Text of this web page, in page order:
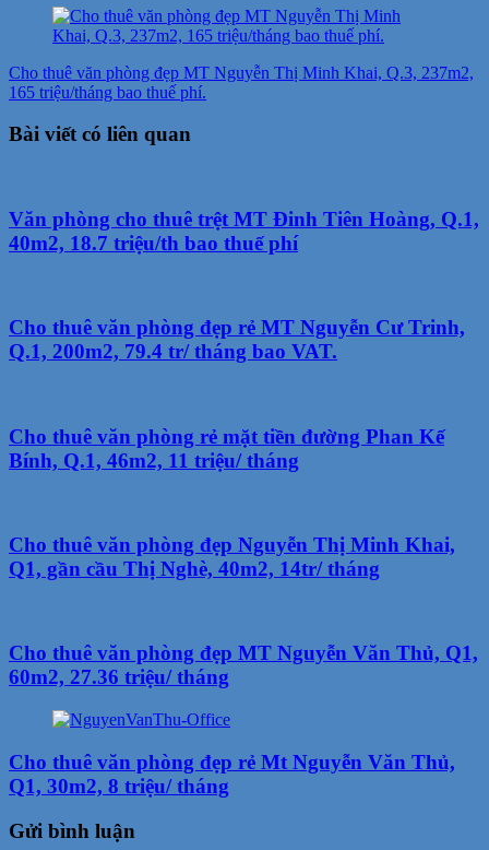
Cho thuê văn phòng đẹp MT Nguyễn Thị Minh Khai, Q.3, 237m2,
165 triệu/tháng bao thuế phí.
Bài viết có liên quan
Văn phòng cho thuê trệt MT Đinh Tiên Hoàng, Q.1,
40m2, 18.7 triệu/th bao thuế phí
Cho thuê văn phòng đẹp rẻ MT Nguyễn Cư Trinh,
Q.1, 200m2, 79.4 tr/ tháng bao VAT.
Cho thuê văn phòng rẻ mặt tiền đường Phan Kế
Bính, Q.1, 46m2, 11 triệu/ tháng
Cho thuê văn phòng đẹp Nguyễn Thị Minh Khai,
Q1, gần cầu Thị Nghè, 40m2, 14tr/ tháng
Cho thuê văn phòng đẹp MT Nguyễn Văn Thủ, Q1,
60m2, 27.36 triệu/ tháng
Cho thuê văn phòng đẹp rẻ Mt Nguyễn Văn Thủ,
Q1, 30m2, 8 triệu/ tháng
Gửi bình luận